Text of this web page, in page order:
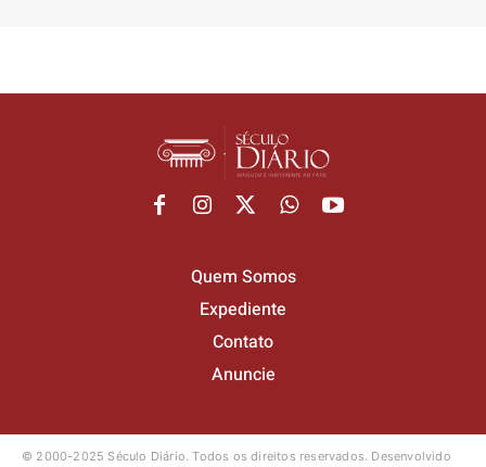
Quem Somos
Expediente
Contato
Anuncie
© 2000-2025 Século Diário.Todos os direitos reservados. Desenvolvido